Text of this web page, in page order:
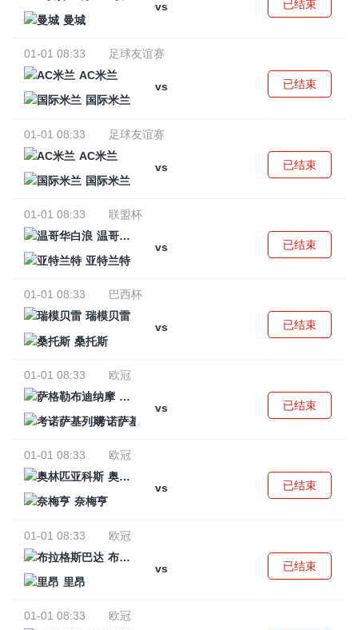
vs
曼城
已结束
01-01 08:33
足球友谊赛
AC米兰
vs
国际米兰
已结束
01-01 08:33
足球友谊赛
AC米兰
vs
国际米兰
已结束
01-01 08:33
联盟杯
温哥华白浪
vs
亚特兰特
已结束
01-01 08:33
巴西杯
瑞模贝雷
vs
桑托斯
已结束
01-01 08:33
欧冠
萨格勒布迪纳摩
vs
考诺萨基列斯
已结束
01-01 08:33
欧冠
奥林匹亚科斯
vs
奈梅亨
已结束
01-01 08:33
欧冠
布拉格斯巴达
vs
里昂
已结束
01-01 08:33
欧冠